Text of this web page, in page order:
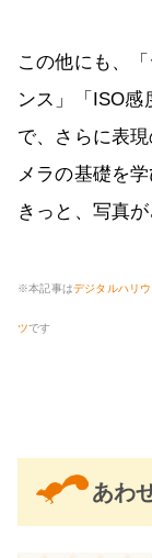
この他にも、
ンス」「ISO感
で、さらに表
メラの基礎を
きっと、写真
※本記事はデジタルハリ
ツです
あわ